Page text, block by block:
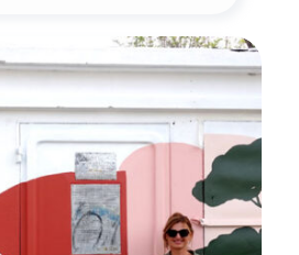
artiste
mosaïste
mézois